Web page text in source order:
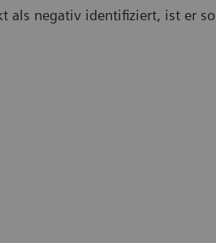
als negativ identifiziert, ist er so